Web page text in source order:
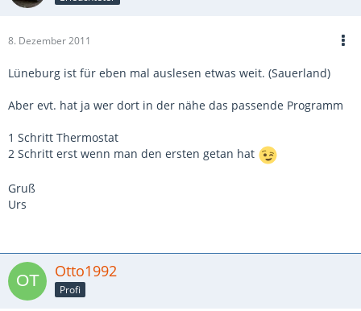
8. Dezember 2011
Lüneburg ist für eben mal auslesen etwas weit. (Sauerland)
Aber evt. hat ja wer dort in der nähe das passende Programm
1 Schritt Thermostat
2 Schritt erst wenn man den ersten getan hat
Gruß
Urs
Otto1992
Profi